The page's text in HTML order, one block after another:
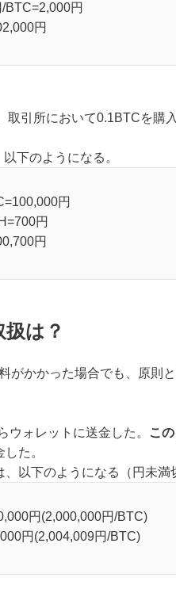
円
円
引所において0.1BTCを購
下のようになる。
円
円
円
は？
がかかった場合でも、原則
ォレットに送金した。
こ
た。
以下のようになる（円未満
円(2,000,000円/BTC)
円(2,004,009円/BTC)